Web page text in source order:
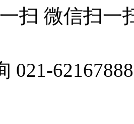
微信扫一
021-62167888